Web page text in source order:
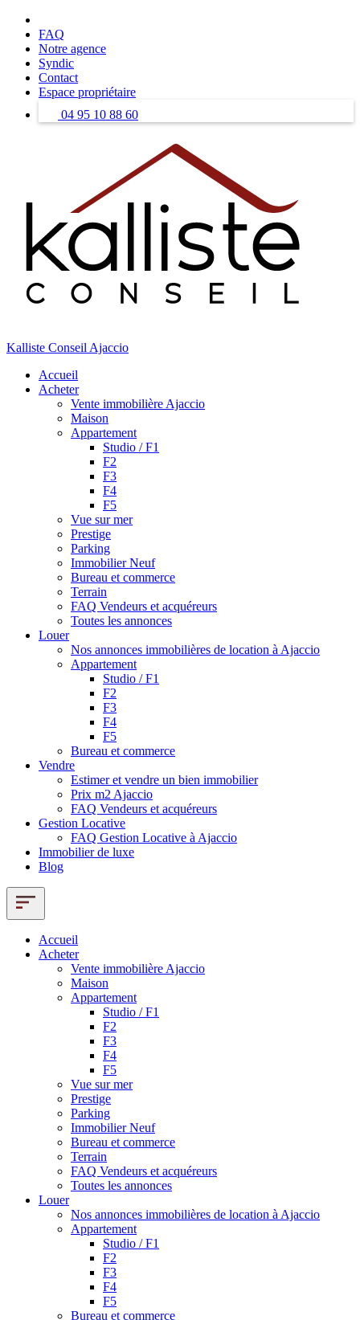
Skip
content
FAQ
Notre agence
Syndic
Contact
Espace propriétaire
04 95 10 88 60
Kalliste Conseil Ajaccio
Accueil
Acheter
Vente immobilière Ajaccio
Maison
Appartement
Studio / F1
F2
F3
F4
F5
Vue sur mer
Prestige
Parking
Immobilier Neuf
Bureau et commerce
Terrain
FAQ Vendeurs et acquéreurs
Toutes les annonces
Louer
Nos annonces immobilières de location à Ajaccio
Appartement
Studio / F1
F2
F3
F4
F5
Bureau et commerce
Vendre
Estimer et vendre un bien immobilier
Prix m2 Ajaccio
FAQ Vendeurs et acquéreurs
Gestion Locative
FAQ Gestion Locative à Ajaccio
Immobilier de luxe
Blog
Accueil
Acheter
Vente immobilière Ajaccio
Maison
Appartement
Studio / F1
F2
F3
F4
F5
Vue sur mer
Prestige
Parking
Immobilier Neuf
Bureau et commerce
Terrain
FAQ Vendeurs et acquéreurs
Toutes les annonces
Louer
Nos annonces immobilières de location à Ajaccio
Appartement
Studio / F1
F2
F3
F4
F5
Bureau et commerce